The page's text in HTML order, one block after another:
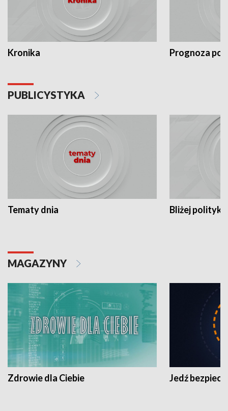
Kronika Prognoza
PUBLICYSTYKA
Tematy dnia Bliżej polityki
MAGAZYNY
Zdrowie dla Ciebie Jedź